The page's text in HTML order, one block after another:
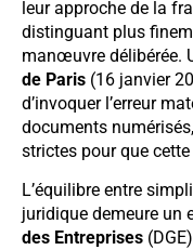
leur approche de la
distinguant plus
manœuvre délibérée.
de Paris (16 janvier
d’invoquer l’erreur
documents
strictes pour que
L’équilibre entre
juridique demeure un
des Entreprises